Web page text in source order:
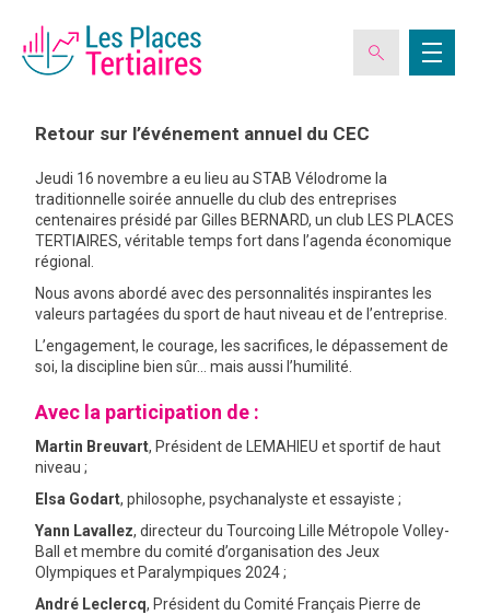
ESPACE ADHÉRENT
GRAVITY
Retour sur l’événement annuel du CEC
Jeudi 16 novembre a eu lieu au STAB Vélodrome la
traditionnelle soirée annuelle du club des entreprises
centenaires présidé par Gilles BERNARD, un club LES PLACES
TERTIAIRES, véritable temps fort dans l’agenda économique
régional.
Nous avons abordé avec des personnalités inspirantes les
valeurs partagées du sport de haut niveau et de l’entreprise.
L’engagement, le courage, les sacrifices, le dépassement de
soi, la discipline bien sûr… mais aussi l’humilité.
Avec la participation de :
Martin Breuvart, Président de LEMAHIEU et sportif de haut
niveau ;
Elsa Godart, philosophe, psychanalyste et essayiste ;
Yann Lavallez, directeur du Tourcoing Lille Métropole Volley-
Ball et membre du comité d’organisation des Jeux
Olympiques et Paralympiques 2024 ;
André Leclercq, Président du Comité Français Pierre de